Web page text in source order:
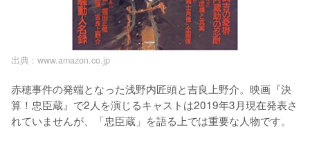
出典 : www.amazon.co.jp
赤穂事件の発端となった浅野内匠頭と吉良上野介。映画『決
算！忠臣蔵』で2人を演じるキャストは2019年3月現在発表さ
れていませんが、「忠臣蔵」を語る上では重要な人物です。